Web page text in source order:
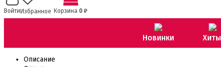
ВойтиИзбранное Корзина 0 ₽
Новинки
Описание